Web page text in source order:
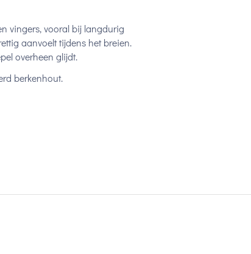
vingers, vooral bij langdurig
aanvoelt tijdens het breien.
overheen glijdt.
berkenhout.